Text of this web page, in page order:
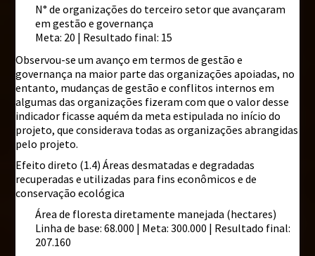
N° de organizações do terceiro setor que avançaram
em gestão e governança
Meta: 20 | Resultado final: 15
Observou-se um avanço em termos de gestão e
governança na maior parte das organizações apoiadas, no
entanto, mudanças de gestão e conflitos internos em
algumas das organizações fizeram com que o valor desse
indicador ficasse aquém da meta estipulada no início do
projeto, que considerava todas as organizações abrangidas
pelo projeto.
Efeito direto (1.4) Áreas desmatadas e degradadas
recuperadas e utilizadas para fins econômicos e de
conservação ecológica
Área de floresta diretamente manejada (hectares)
Linha de base: 68.000 | Meta: 300.000 | Resultado final:
207.160